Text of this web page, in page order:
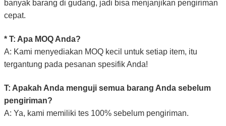
banyak barang di gudang, jadi bisa menjanjikan pengiriman
cepat.
* T: Apa MOQ Anda?
A: Kami menyediakan MOQ kecil untuk setiap item, itu
tergantung pada pesanan spesifik Anda!
T: Apakah Anda menguji semua barang Anda sebelum
pengiriman?
A: Ya, kami memiliki tes 100% sebelum pengiriman.